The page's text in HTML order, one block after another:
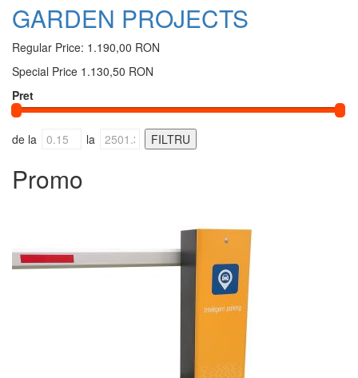
GARDEN PROJECTS
Regular Price: 1.190,00 RON
Special Price 1.130,50 RON
Pret
de la la
Promo